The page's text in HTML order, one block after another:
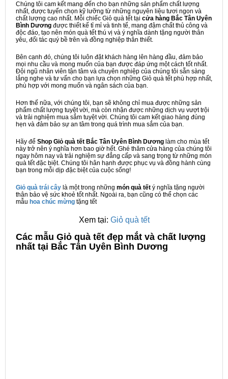
Chúng tôi cam kết mang đến cho bạn những sản phẩm chất lượng
nhất, được tuyển chọn kỹ lưỡng từ những nguyên liệu tươi ngon và
chất lượng cao nhất. Mỗi chiếc Giỏ quà tết tại cửa hàng Bắc Tân Uyên
Bình Dương được thiết kế tỉ mỉ và tinh tế, mang đậm chất thủ công và
độc đáo, tạo nên món quà tết thú vị và ý nghĩa dành tặng người thân
yêu, đối tác quý bề trên và đồng nghiệp thân thiết.
Bên cạnh đó, chúng tôi luôn đặt khách hàng lên hàng đầu, đảm bảo
mọi nhu cầu và mong muốn của bạn được đáp ứng một cách tốt nhất.
Đội ngũ nhân viên tận tâm và chuyên nghiệp của chúng tôi sẵn sàng
lắng nghe và tư vấn cho bạn lựa chọn những Giỏ quà tết phù hợp nhất,
phù hợp với mong muốn và ngân sách của bạn.
Hơn thế nữa, với chúng tôi, bạn sẽ không chỉ mua được những sản
phẩm chất lượng tuyệt vời, mà còn nhận được những dịch vụ vượt trội
và trải nghiệm mua sắm tuyệt vời. Chúng tôi cam kết giao hàng đúng
hẹn và đảm bảo sự an tâm trong quá trình mua sắm của bạn.
Hãy để Shop Giỏ quà tết Bắc Tân Uyên Bình Dương làm cho mùa tết
này trở nên ý nghĩa hơn bao giờ hết. Ghé thăm cửa hàng của chúng tôi
ngay hôm nay và trải nghiệm sự đẳng cấp và sang trọng từ những món
quà tết đặc biệt. Chúng tôi hân hạnh được phục vụ và đồng hành cùng
bạn trong mỗi dịp đặc biệt của cuộc sống!
Giỏ quà trái cây là một trong những món quà tết ý nghĩa tặng người
thân bảo vệ sức khoẻ tốt nhất. Ngoài ra, bạn cũng có thể chọn các
mẫu hoa chúc mừng tặng tết
Xem tại: Giỏ quà tết
Các mẫu Giỏ quà tết đẹp mắt và chất lượng
nhất tại Bắc Tân Uyên Bình Dương